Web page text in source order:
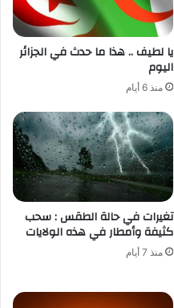
يا لطيف .. هذا ما حدث في الجزائر
اليوم
منذ 6 أيام
تغيرات في حالة الطقس : سحب
كثيفة وأمطار في هذه الولايات
منذ 7 أيام